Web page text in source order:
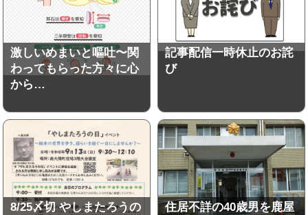
激しいめまいと嘔吐〜関
わってもらった方々に心
から…
記事配信一時休止のお詫
び
8/25〆切 やしまたろうの
住居不詳の40歳男を鹿屋